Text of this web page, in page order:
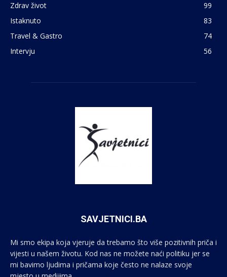
Zdrav život
99
Istaknuto
83
Travel & Gastro
74
Intervju
56
SAVJETNICI.BA
Mi smo ekipa koja vjeruje da trebamo što više pozitivnih priča i
vijesti u našem životu. Kod nas ne možete naći politiku jer se
mi bavimo ljudima i pričama koje često ne nalaze svoje